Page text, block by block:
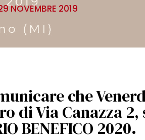
NOVEMBRE 2019
che
di Via Canazza 2,
BENEFICO 2020.